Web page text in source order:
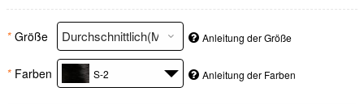
* Größe Anleitung der Größe
* Farben S-2 Anleitung der Farben